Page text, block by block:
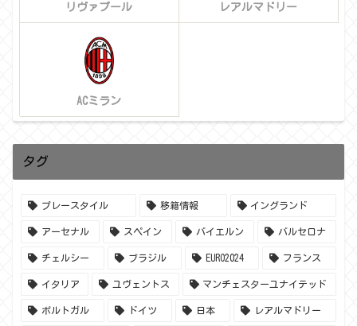
リヴァプール レアルマドリー
ACミラン
タグ
プレースタイル 移籍情報 イングランド
アーセナル スペイン バイエルン バルセロナ
チェルシー ブラジル EURO2024 フランス
イタリア ユヴェントス マンチェスターユナイテッド
ポルトガル ドイツ 日本 レアルマドリー